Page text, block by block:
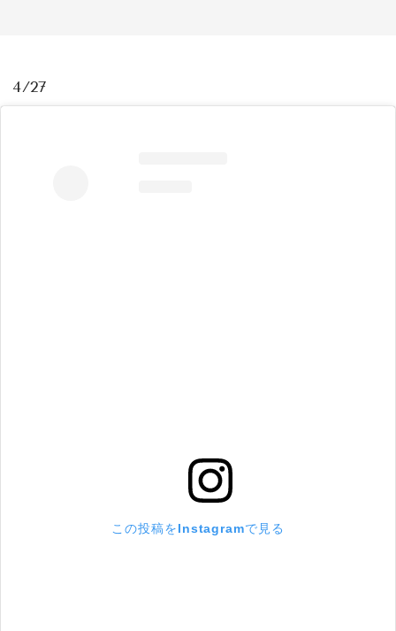
4/27
この投稿をInstagramで見る